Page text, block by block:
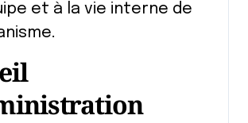
et à la vie interne de